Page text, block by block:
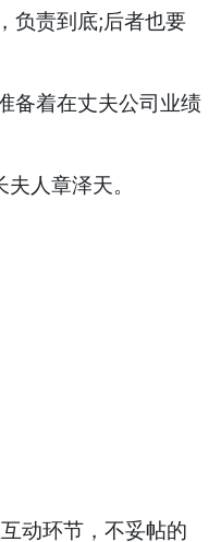
负责到底;后者也要
备着在丈夫公司业绩
人章泽天。
动环节，不妥帖的